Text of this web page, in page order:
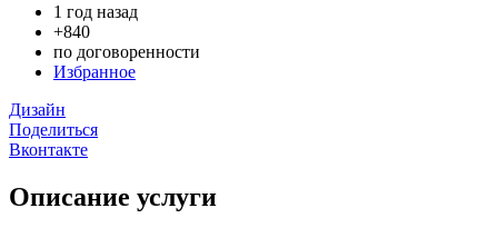
1 год назад
+840
по договоренности
Избранное
Дизайн
Поделиться
Вконтакте
Описание услуги